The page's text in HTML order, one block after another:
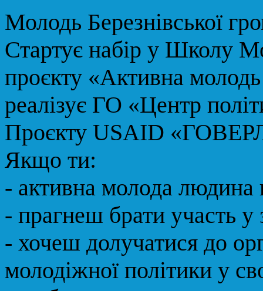
Молодь Березнівської
Стартує набір у Школу
проєкту «Активна
реалізує ГО «Центр
Проєкту USAID
Якщо ти:
- активна молода людина
- прагнеш брати участь у
- хочеш долучатися до
молодіжної політики у